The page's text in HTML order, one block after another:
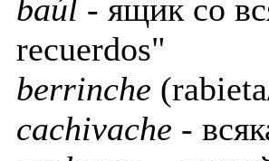
baúl - ящик со
recuerdos"
berrinche
cachivache -